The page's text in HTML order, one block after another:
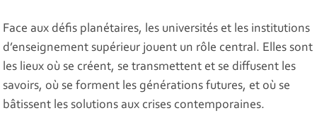
Face aux défis planétaires, les universités et les institutions
d’enseignement supérieur jouent un rôle central. Elles sont
les lieux où se créent, se transmettent et se diffusent les
savoirs, où se forment les générations futures, et où se
bâtissent les solutions aux crises contemporaines.